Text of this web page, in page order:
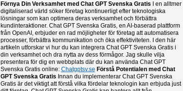
Förnya Din Verksamhet med Chat GPT Svenska Gratis I en alltmer
digitaliserad värld söker företag kontinuerligt efter teknologiska
lösningar som kan optimera deras verksamhet och förbättra
kundinteraktioner. Chat GPT Svenska Gratis, en AI-baserad plattform
från OpenAI, erbjuder en rad möjligheter för företag att automatisera
processer, förbättra kommunikation och öka effektiviteten. I den här
artikeln utforskar vi hur du kan integrera Chat GPT Svenska Gratis i
din verksamhet och dra nytta av dess förmågor. Jag skulle vilja
presentera för dig en webbplats där du kan använda Chat GPT
Svenska Gratis online: Chatgptsv.se Förstå Potentialen med Chat
GPT Svenska Gratis Innan du implementerar Chat GPT Svenska
Gratis är det viktigt att förstå vilka fördelar teknologin kan erbjuda just